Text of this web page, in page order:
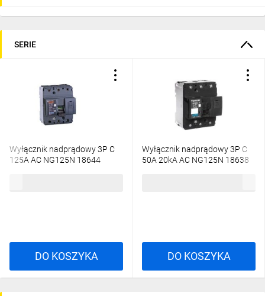
SERIE
Wyłącznik nadprądowy 3P C
125A AC NG125N 18644
DO KOSZYKA
Wyłącznik nadprądowy 3P C
50A 20kA AC NG125N 18638
DO KOSZYKA